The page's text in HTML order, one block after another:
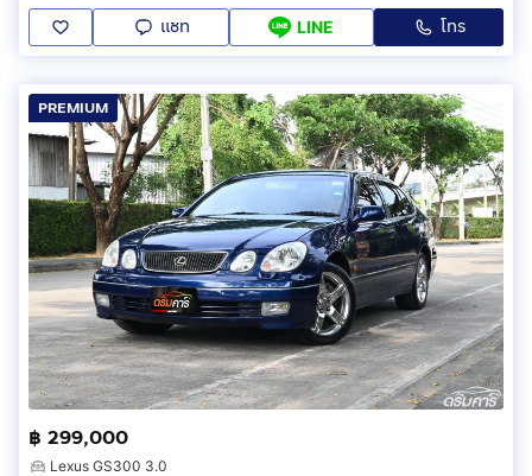
แชท LINE โทร
PREMIUM
฿ 299,000
Lexus GS300 3.0